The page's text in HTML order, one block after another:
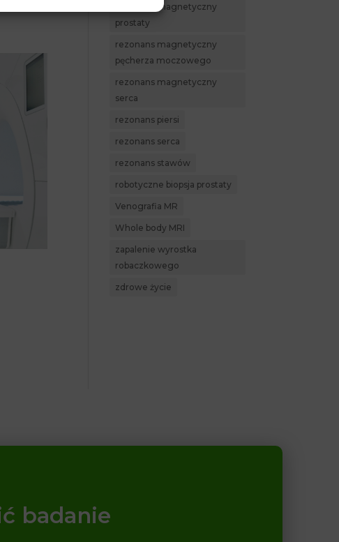
rezonans magnetyczny
prostaty
rezonans magnetyczny
pęcherza moczowego
rezonans magnetyczny
serca
rezonans piersi
rezonans serca
rezonans stawów
robotyczne biopsja prostaty
Venografia MR
Whole body MRI
zapalenie wyrostka
robaczkowego
zdrowe życie
badanie